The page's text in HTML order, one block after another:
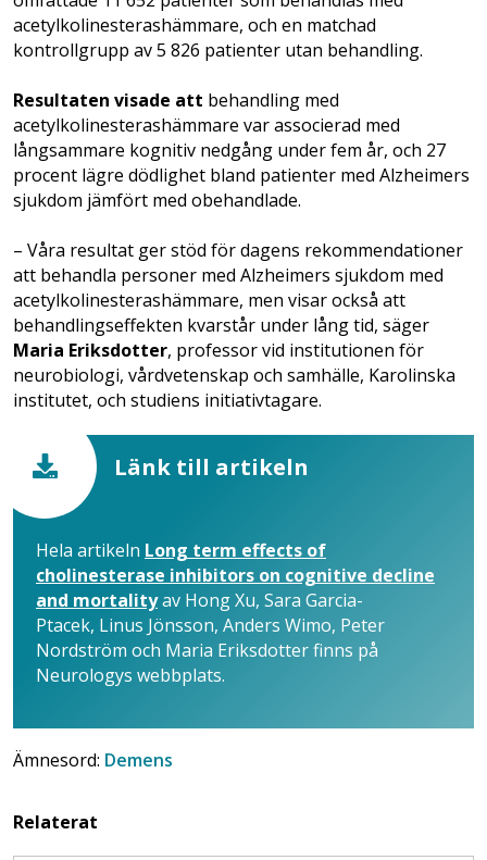
acetylkolinesterashämmare, och en matchad
kontrollgrupp av 5 826 patienter utan behandling.
Resultaten visade att behandling med
acetylkolinesterashämmare var associerad med
långsammare kognitiv nedgång under fem år, och 27
procent lägre dödlighet bland patienter med Alzheimers
sjukdom jämfört med obehandlade.
– Våra resultat ger stöd för dagens rekommendationer
att behandla personer med Alzheimers sjukdom med
acetylkolinesterashämmare, men visar också att
behandlingseffekten kvarstår under lång tid, säger
Maria Eriksdotter, professor vid institutionen för
neurobiologi, vårdvetenskap och samhälle, Karolinska
institutet, och studiens initiativtagare.
Länk till artikeln
Hela artikeln Long term effects of
cholinesterase inhibitors on cognitive decline
and mortalityav Hong Xu, Sara Garcia-
Ptacek, Linus Jönsson, Anders Wimo, Peter
Nordström och Maria Eriksdotter finns på
Neurologys webbplats.
Ämnesord: Demens
Relaterat